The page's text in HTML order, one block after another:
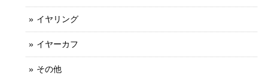
イヤリング
イヤーカフ
その他